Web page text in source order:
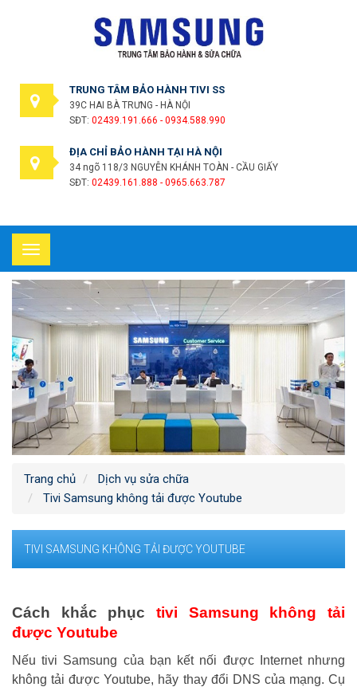
TRUNG TÂM BẢO HÀNH TIVI SS
39C HAI BÀ TRƯNG - HÀ NỘI
SĐT: 02439.191.666 - 0934.588.990
ĐỊA CHỈ BẢO HÀNH TẠI HÀ NỘI
34 ngõ 118/3 NGUYỄN KHÁNH TOÀN - CẦU GIẤY
SĐT: 02439.161.888 - 0965.663.787
Toggle
navigation
Trang chủ
Dịch vụ sửa chữa
Tivi Samsung không tải được Youtube
TIVI SAMSUNG KHÔNG TẢI ĐƯỢC YOUTUBE
Cách khắc phục tivi Samsung không tải
được Youtube
Nếu tivi Samsung của bạn kết nối được
nternet nhưng
khôngtảiđược Youtube, hãy thay đổi DNS của mạng. Cụ